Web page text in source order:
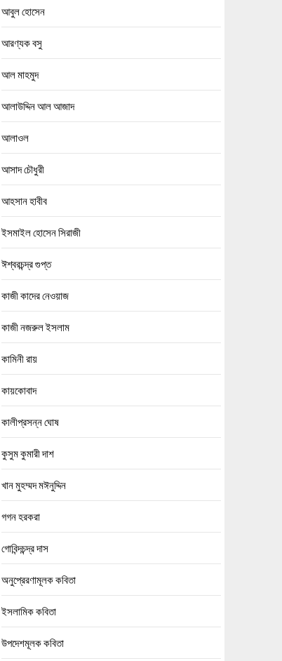
আবুল হোসেন
আরণ্যক বসু
আল মাহমুদ
আলাউদ্দিন আল আজাদ
আলাওল
আসাদ চৌধুরী
আহসান হাবীব
ইসমাইল হোসেন সিরাজী
ঈশ্বরচন্দ্র গুপ্ত
কাজী কাদের নেওয়াজ
কাজী নজরুল ইসলাম
কামিনী রায়
কায়কোবাদ
কালীপ্রসন্ন ঘোষ
কুসুম কুমারী দাশ
খান মুহম্মদ মঈনুদ্দিন
গগন হরকরা
গোবিন্দচন্দ্র দাস
অনুপ্রেরণামূলক কবিতা
ইসলামিক কবিতা
উপদেশমূলক কবিতা